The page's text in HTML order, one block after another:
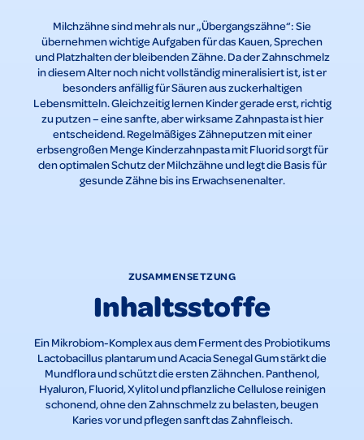
Milchzähne sind mehr als nur „Übergangszähne“: Sie
übernehmen wichtige Aufgaben für das Kauen, Sprechen
und Platzhalten der bleibenden Zähne. Da der Zahnschmelz
in diesem Alter noch nicht vollständig mineralisiert ist, ist er
besonders anfällig für Säuren aus zuckerhaltigen
Lebensmitteln. Gleichzeitig lernen Kinder gerade erst, richtig
zu putzen – eine sanfte, aber wirksame Zahnpasta ist hier
entscheidend. Regelmäßiges Zähneputzen mit einer
erbsengroßen Menge Kinderzahnpasta mit Fluorid sorgt für
den optimalen Schutz der Milchzähne und legt die Basis für
gesunde Zähne bis ins Erwachsenenalter.
ZUSAMMENSETZUNG
Inhaltsstoffe
Ein Mikrobiom-Komplex aus dem Ferment des Probiotikums
Lactobacillus plantarum und Acacia Senegal Gum stärkt die
Mundflora und schützt die ersten Zähnchen. Panthenol,
Hyaluron, Fluorid, Xylitol und pflanzliche Cellulose reinigen
schonend, ohne den Zahnschmelz zu belasten, beugen
Karies vor und pflegen sanft das Zahnfleisch.